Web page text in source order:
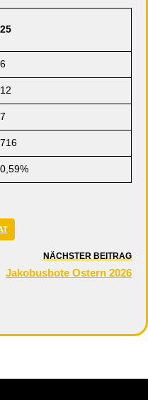
NÄCHSTER BEITRAG
Jakobusbote Ostern 2026